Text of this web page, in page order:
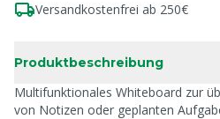
Versandkostenfrei ab 250€
Produktbeschreibung
Multifunktionales Whiteboard zur
von Notizen oder geplanten